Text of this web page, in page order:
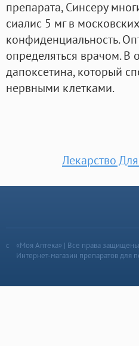
препарата, Синсеру
сиалис 5 мг в
конфиденциальность.
определяться врачом. В
дапоксетина, который
нервными клетками.
Лекарство
«Моя Аптека» | Все права защищены
Интернет-магазин препаратов для